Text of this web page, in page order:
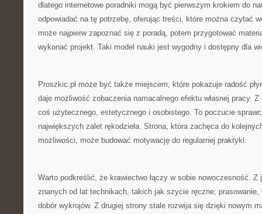
dlatego internetowe poradniki mogą być pierwszym krokiem do
odpowiadać na tę potrzebę, oferując treści, które można czytać
może najpierw zapoznać się z poradą, potem przygotować
wykonać projekt. Taki model nauki jest wygodny i dostępny dla
Proszkic.pl może być także miejscem, które pokazuje radość
daje możliwość zobaczenia namacalnego efektu własnej pracy. Z
coś użytecznego, estetycznego i osobistego. To poczucie
największych zalet rękodzieła. Strona, która zachęca do
możliwości, może budować motywację do regularnej praktyki.
Warto podkreślić, że krawiectwo łączy w sobie nowoczesność. Z
znanych od lat technikach, takich jak szycie ręczne,
dobór wykrojów. Z drugiej strony stale rozwija się dzięki nowym